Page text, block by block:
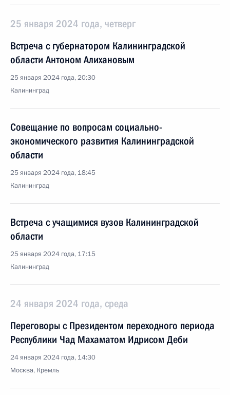
25 января 2024 года, четверг
Встреча с губернатором Калининградской
области Антоном Алихановым
25 января 2024 года, 20:30
Калининград
Совещание по вопросам социально-
экономического развития Калининградской
области
25 января 2024 года, 18:45
Калининград
Встреча с учащимися вузов Калининградской
области
25 января 2024 года, 17:15
Калининград
24 января 2024 года, среда
Переговоры с Президентом переходного периода
Республики Чад Махаматом Идрисом Деби
24 января 2024 года, 14:30
Москва, Кремль